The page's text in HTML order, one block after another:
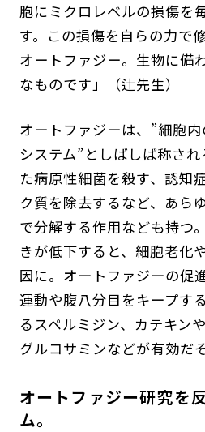
胞にミクロレベルの損傷を
す。この損傷を自らの力で
オートファジー。生物に備
なものです」（辻先生）
オートファジーは、”細胞
システム”としばしば称さ
た病原性細菌を殺す、認知
ク質を除去するなど、あら
で分解する作用なども持つ
きが低下すると、細胞老化
因に。オートファジーの促
運動や腹八分目をキープす
るスペルミジン、カテキン
グルコサミンなどが有効だそ
オートファジー研究を
ム。